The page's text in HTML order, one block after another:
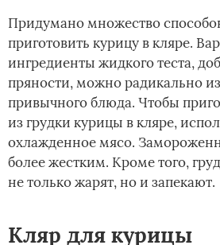
Придумано множество
приготовить курицу в кляре.
ингредиенты жидкого теста,
пряности, можно радикально
привычного блюда. Чтобы
из грудки курицы в кляре,
охлажденное мясо.
более жестким. Кроме того,
не только жарят, но и запекают.
Кляр для курицы